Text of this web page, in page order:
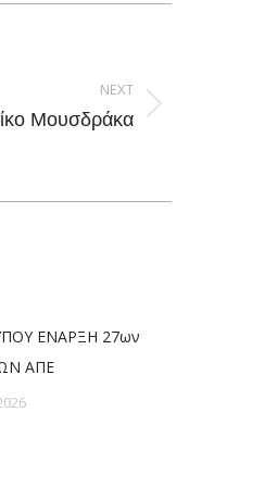
NEXT
Μουσδράκα
ΕΝΑΡΞΗ 27ων
ΑΠΕ